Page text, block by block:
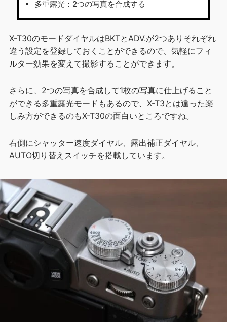
多重露光：2つの写真を合成する
X-T30のモードダイヤルはBKTとADV.が2つありそれぞれ
違う設定を登録しておくことができるので、気軽にフィ
ルター効果を変えて撮影することができます。
さらに、2つの写真を合成して1枚の写真に仕上げること
ができる多重露光モードもあるので、X-T3とは違った楽
しみ方ができるのもX-T30の面白いところですね。
右側にシャッター速度ダイヤル、露出補正ダイヤル、
AUTO切り替えスイッチを搭載しています。